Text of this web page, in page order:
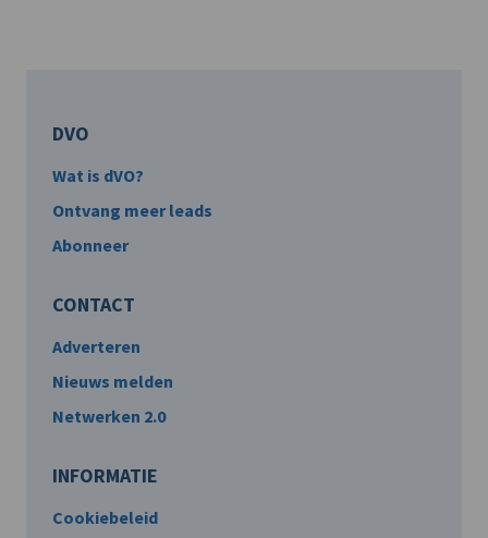
DVO
Wat is dVO?
Ontvang meer leads
Abonneer
CONTACT
Adverteren
Nieuws melden
Netwerken 2.0
INFORMATIE
Cookiebeleid